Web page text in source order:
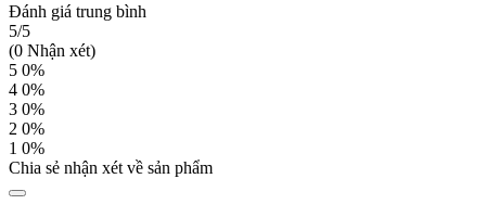
Đánh giá trung bình
5/5
(0 Nhận xét)
5 0%
4 0%
3 0%
2 0%
1 0%
Chia sẻ nhận xét về sản phẩm